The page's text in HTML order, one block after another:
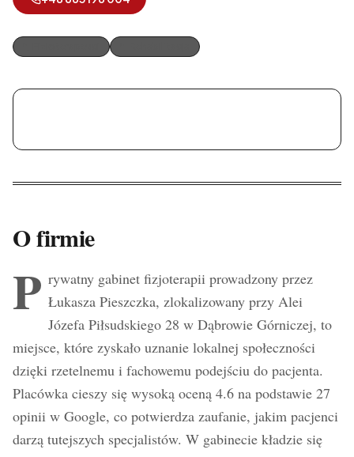
O firmie
P rywatny gabinet fizjoterapii prowadzony przez
Łukasza Pieszczka, zlokalizowany przy Alei
Józefa Piłsudskiego 28 w Dąbrowie Górniczej, to
miejsce, które zyskało uznanie lokalnej społeczności
dzięki rzetelnemu i fachowemu podejściu do pacjenta.
Placówka cieszy się wysoką oceną 4.6 na podstawie 27
opinii w Google, co potwierdza zaufanie, jakim pacjenci
darzą tutejszych specjalistów. W gabinecie kładzie się